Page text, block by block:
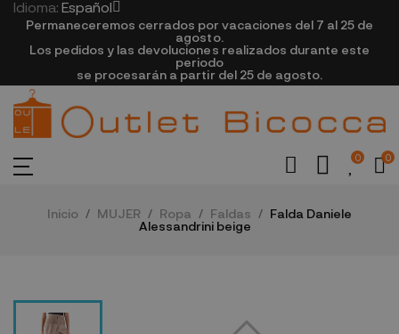
Idioma: Español
Permaneceremos cerrados por vacaciones del 7 al 25 de
agosto.
Los pedidos y las devoluciones realizados durante este
periodo
se procesarán a partir del 25 de agosto.
0 0
Inicio MUJER Ropa Faldas
Falda Daniele
Alessandrini beige